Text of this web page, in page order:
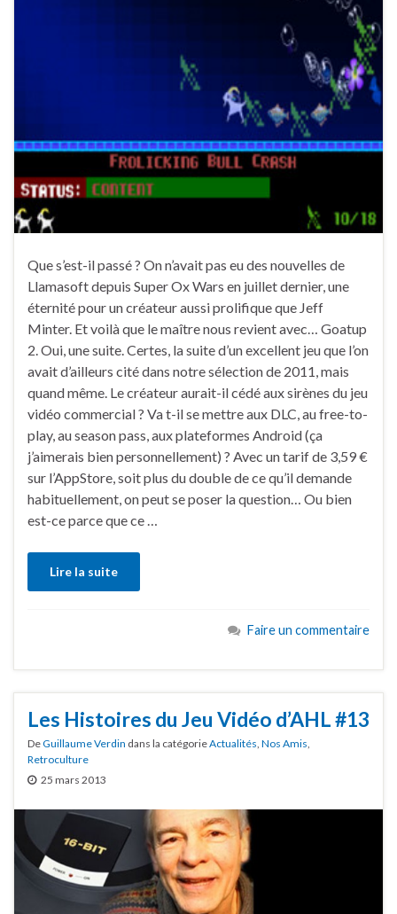
Que s’est-il passé ? On n’avait pas eu des nouvelles de
Llamasoft depuis Super Ox Wars en juillet dernier, une
éternité pour un créateur aussi prolifique que Jeff
Minter. Et voilà que le maître nous revient avec… Goatup
2. Oui, une suite. Certes, la suite d’un excellent jeu que l’on
avait d’ailleurs cité dans notre sélection de 2011, mais
quand même. Le créateur aurait-il cédé aux sirènes du jeu
vidéo commercial ? Va t-il se mettre aux DLC, au free-to-
play, au season pass, aux plateformes Android (ça
j’aimerais bien personnellement) ? Avec un tarif de 3,59 €
sur l’AppStore, soit plus du double de ce qu’il demande
habituellement, on peut se poser la question… Ou bien
est-ce parce que ce …
Lire la suite
Faire un commentaire
Les Histoires du Jeu Vidéo d’AHL #13
DeGuillaume Verdin dans la catégorieActualités, Nos Amis,
Retroculture
25 mars 2013